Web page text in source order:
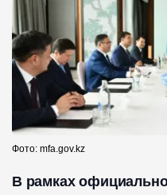
Фото: mfa.gov.kz
В рамках